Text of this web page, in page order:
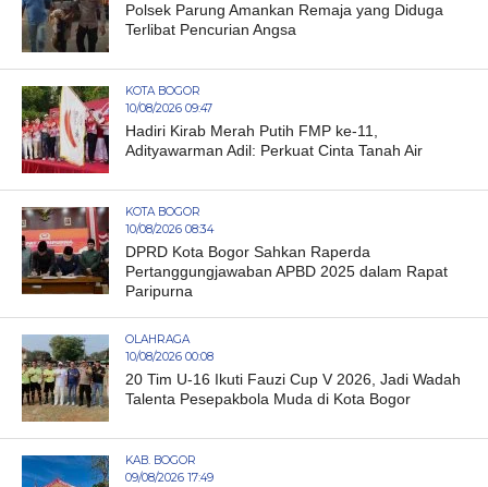
Polsek Parung Amankan Remaja yang Diduga
Terlibat Pencurian Angsa
KOTA BOGOR
10/08/2026 09:47
Hadiri Kirab Merah Putih FMP ke-11,
Adityawarman Adil: Perkuat Cinta Tanah Air
KOTA BOGOR
10/08/2026 08:34
DPRD Kota Bogor Sahkan Raperda
Pertanggungjawaban APBD 2025 dalam Rapat
Paripurna
OLAHRAGA
10/08/2026 00:08
20 Tim U-16 Ikuti Fauzi Cup V 2026, Jadi Wadah
Talenta Pesepakbola Muda di Kota Bogor
KAB. BOGOR
09/08/2026 17:49